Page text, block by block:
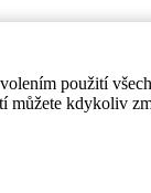
použití
můžete kdykoliv